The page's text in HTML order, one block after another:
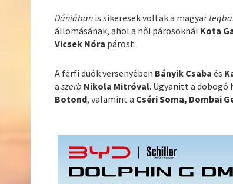
Dániában is sikeresek voltak a magyar
állomásának, ahol a női párosoknál Kota
Vicsek Nóra párost.
A férfi duók versenyében Bányik Csabaés
aszerb Nikola Mitróval. Ugyanitt a
Botond, valamint a Cséri Soma, Dombai